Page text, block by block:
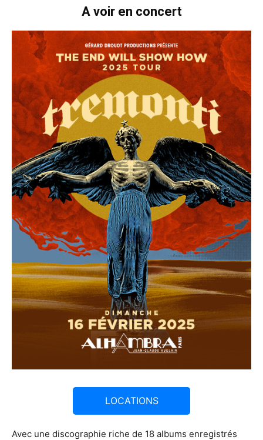
A voir en concert
LOCATIONS
Avec une discographie riche de 18 albums enregistrés